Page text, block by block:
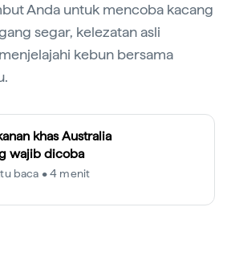
Anda untuk mencoba kacang
segar, kelezatan asli
kebun bersama
khas Australia
wajib dicoba
baca • 4 menit